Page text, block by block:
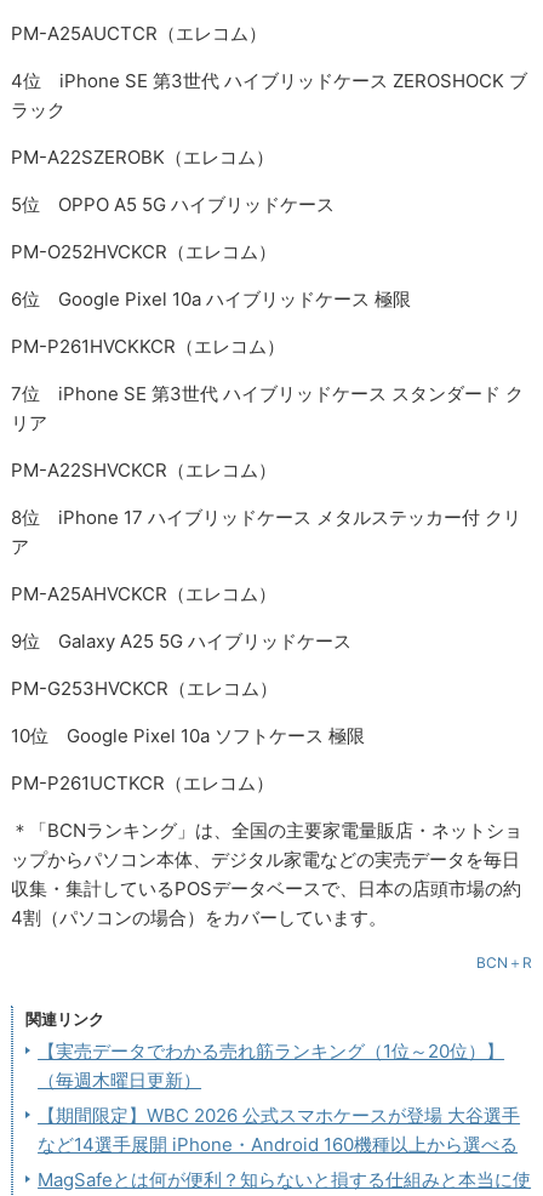
PM-A25AUCTCR（エレコム）
4位 iPhone SE 第3世代 ハイブリッドケース ZEROSHOCK ブ
ラック
PM-A22SZEROBK（エレコム）
5位 OPPO A5 5G ハイブリッドケース
PM-O252HVCKCR（エレコム）
6位 Google Pixel 10a ハイブリッドケース 極限
PM-P261HVCKKCR（エレコム）
7位 iPhone SE 第3世代 ハイブリッドケース スタンダード ク
リア
PM-A22SHVCKCR（エレコム）
8位 iPhone 17 ハイブリッドケース メタルステッカー付 クリ
ア
PM-A25AHVCKCR（エレコム）
9位 Galaxy A25 5G ハイブリッドケース
PM-G253HVCKCR（エレコム）
10位 Google Pixel 10a ソフトケース 極限
PM-P261UCTKCR（エレコム）
＊「BCNランキング」は、全国の主要家電量販店・ネットショ
ップからパソコン本体、デジタル家電などの実売データを毎日
収集・集計しているPOSデータベースで、日本の店頭市場の約
4割（パソコンの場合）をカバーしています。
BCN＋R
関連リンク
【実売データでわかる売れ筋ランキング（1位～20位）】
（毎週木曜日更新）
【期間限定】WBC 2026 公式スマホケースが登場 大谷選手
など14選手展開 iPhone・Android 160機種以上から選べる
MagSafeとは何が便利？知らないと損する仕組みと本当に使